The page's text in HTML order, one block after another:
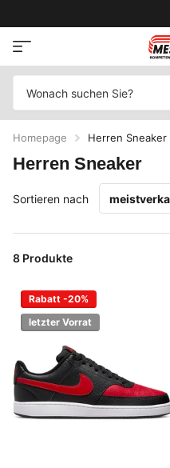
Homepage Herren Sneaker
Herren Sneaker
8 Produkte
Sortieren nach
Rabatt -20%
letzter Vorrat